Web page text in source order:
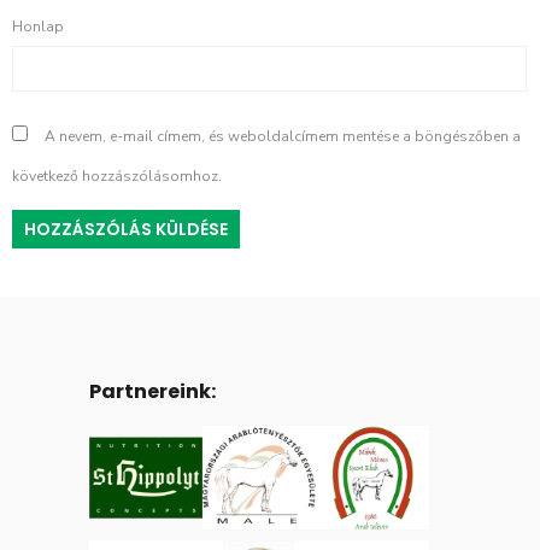
Honlap
A nevem, e-mail címem, és weboldalcímem mentése a böngészőben a
következő hozzászólásomhoz.
Partnereink: